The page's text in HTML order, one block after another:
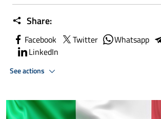
Share:
Facebook Twitter Whatsapp
LinkedIn
See actions